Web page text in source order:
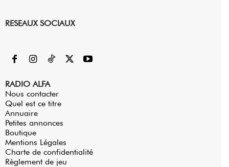
RESEAUX SOCIAUX
RADIO ALFA
Nous contacter
Quel est ce titre
Annuaire
Petites annonces
Boutique
Mentions Légales
Charte de confidentialité
Règlement de jeu